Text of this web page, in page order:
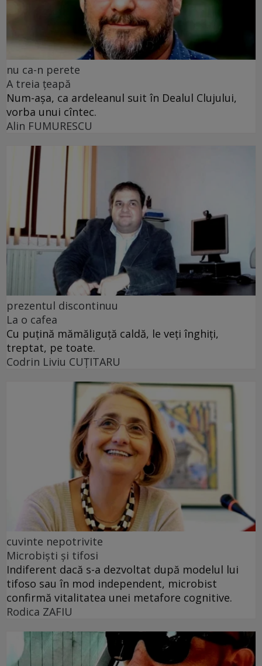
nu ca-n perete
A treia țeapă
Num-așa, ca ardeleanul suit în Dealul Clujului,
vorba unui cîntec.
Alin FUMURESCU
prezentul discontinuu
La o cafea
Cu puţină mămăliguţă caldă, le veţi înghiţi,
treptat, pe toate.
Codrin Liviu CUŢITARU
cuvinte nepotrivite
Microbiști și tifosi
Indiferent dacă s-a dezvoltat după modelul lui
tifoso sau în mod independent, microbist
confirmă vitalitatea unei metafore cognitive.
Rodica ZAFIU